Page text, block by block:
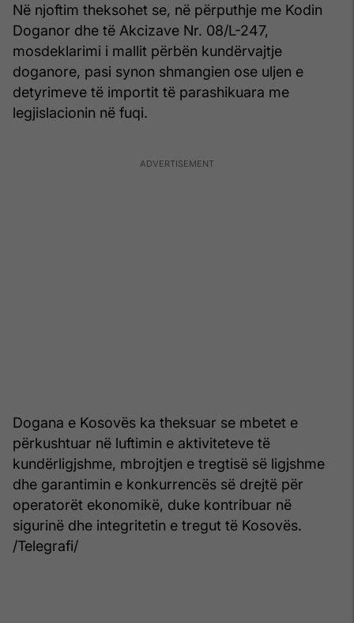
Në njoftim theksohet se, në përputhje me Kodin
Doganor dhe të Akcizave Nr. 08/L-247,
mosdeklarimi i mallit përbën kundërvajtje
doganore, pasi synon shmangien ose uljen e
detyrimeve të importit të parashikuara me
legjislacionin në fuqi.
Dogana e Kosovës ka theksuar se mbetet e
përkushtuar në luftimin e aktiviteteve të
kundërligjshme, mbrojtjen e tregtisë së ligjshme
dhe garantimin e konkurrencës së drejtë për
operatorët ekonomikë, duke kontribuar në
sigurinë dhe integritetin e tregut të Kosovës.
/Telegrafi/